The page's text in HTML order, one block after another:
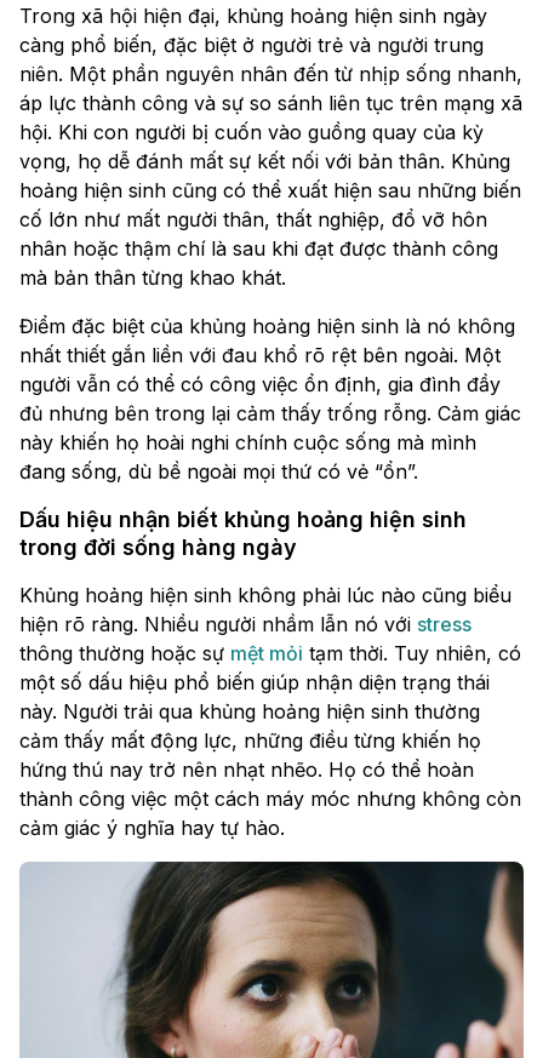
Trong xã hội hiện đại, khủng hoảng hiện sinh ngày
càng phổ biến, đặc biệt ở người trẻ và người trung
niên. Một phần nguyên nhân đến từ nhịp sống nhanh,
áp lực thành công và sự so sánh liên tục trên mạng xã
hội. Khi con người bị cuốn vào guồng quay của kỳ
vọng, họ dễ đánh mất sự kết nối với bản thân. Khủng
hoảng hiện sinh cũng có thể xuất hiện sau những biến
cố lớn như mất người thân, thất nghiệp, đổ vỡ hôn
nhân hoặc thậm chí là sau khi đạt được thành công
mà bản thân từng khao khát.
Điểm đặc biệt của khủng hoảng hiện sinh là nó không
nhất thiết gắn liền với đau khổ rõ rệt bên ngoài. Một
người vẫn có thể có công việc ổn định, gia đình đầy
đủ nhưng bên trong lại cảm thấy trống rỗng. Cảm giác
này khiến họ hoài nghi chính cuộc sống mà mình
đang sống, dù bề ngoài mọi thứ có vẻ “ổn”.
Dấu hiệu nhận biết khủng hoảng hiện sinh
trong đời sống hàng ngày
Khủng hoảng hiện sinh không phải lúc nào cũng biểu
hiện rõ ràng. Nhiều người nhầm lẫn nó với stress
thông thường hoặc sự mệt mỏi tạm thời. Tuy nhiên, có
một số dấu hiệu phổ biến giúp nhận diện trạng thái
này. Người trải qua khủng hoảng hiện sinh thường
cảm thấy mất động lực, những điều từng khiến họ
hứng thú nay trở nên nhạt nhẽo. Họ có thể hoàn
thành công việc một cách máy móc nhưng không còn
cảm giác ý nghĩa hay tự hào.